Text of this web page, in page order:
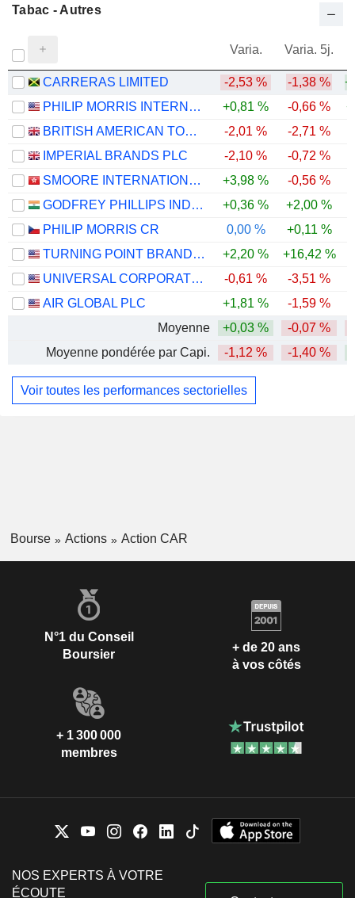
Tabac - Autres
Varia. Varia. 5j.
CARRERAS LIMITED -2,53 % -1,38 %
PHILIP MORRIS INTERNATIONAL, INC.
+0,81 % -0,66 %
BRITISH AMERICAN TOBACCO P.L.C.
-2,01 % -2,71 %
IMPERIAL BRANDS PLC
-2,10 % -0,72 %
SMOORE INTERNATIONAL HOLDINGS LIMITED
+3,98 % -0,56 %
GODFREY PHILLIPS INDIA LIMITED
+0,36 % +2,00 %
PHILIP MORRIS CR
0,00 % +0,11 %
TURNING POINT BRANDS, INC.
+2,20 % +16,42 %
UNIVERSAL CORPORATION
-0,61 % -3,51 %
AIR GLOBAL PLC
+1,81 % -1,59 %
Moyenne
+0,03 % -0,07 %
Moyenne pondérée par Capi.
-1,12 % -1,40 %
Voir toutes les performances sectorielles
Bourse Actions Action CAR
N°1 du Conseil
Boursier
+ de 20 ans
à vos côtés
+ 1 300 000
membres
NOS EXPERTS À VOTRE
ÉCOUTE